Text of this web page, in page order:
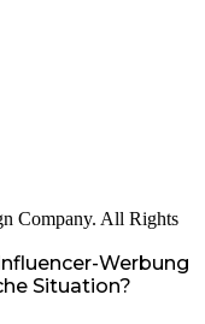
Company. All Rights
Werbung
Situation?